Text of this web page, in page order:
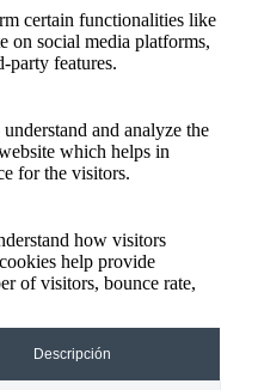
certain functionalities like
on social media platforms,
party features.
and analyze the
which helps in
for the visitors.
how visitors
help provide
of visitors, bounce rate,
Descripción